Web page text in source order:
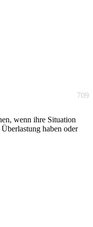
709
wenn ihre Situation
haben oder